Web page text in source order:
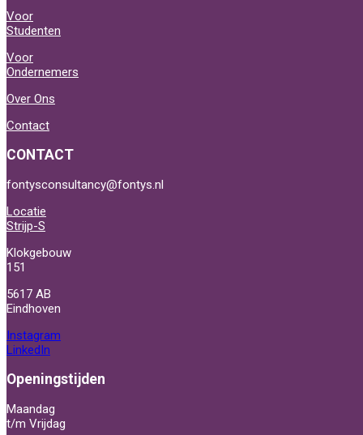
Voor
Studenten
Voor
Ondernemers
Over Ons
Contact
CONTACT
fontysconsultancy@fontys.nl
Locatie
Strijp-S
Klokgebouw
151
5617 AB
Eindhoven
Instagram
LinkedIn
Openingstijden
Maandag
t/m Vrijdag